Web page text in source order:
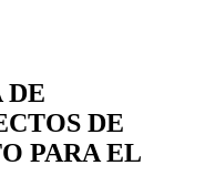
DE
DE
PARA EL